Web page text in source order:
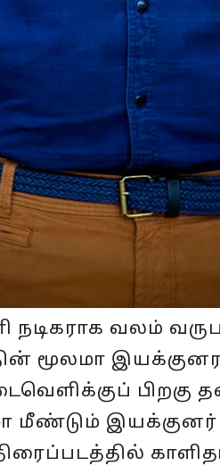
நடிகராக வலம்
மூலமா
பிறகு
மீண்டும்